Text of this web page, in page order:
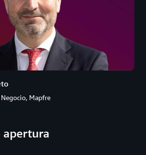
Mapfre
apertura